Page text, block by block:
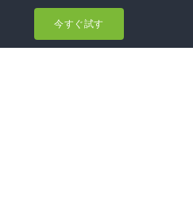
今すぐ試す